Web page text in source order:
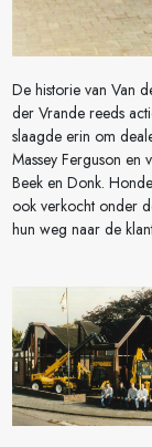
De historie van Van
der Vrande reeds
slaagde erin om
Massey Ferguson en
Beek en Donk.
ook verkocht onder
hun weg naar de